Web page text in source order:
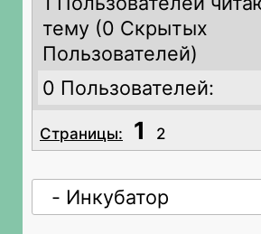
тему (0 Скрытых
Пользователей)
0 Пользователей:
Страницы: 1 2